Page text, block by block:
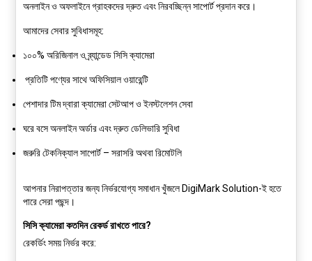
অনলাইন ও অফলাইনে গ্রাহকদের দ্রুত এবং নিরবচ্ছিন্ন সাপোর্ট প্রদান করে।
আমাদের সেবার সুবিধাসমূহ:
১০০% অরিজিনাল ও ব্র্যান্ডেড সিসি ক্যামেরা
প্রতিটি পণ্যের সাথে অফিসিয়াল ওয়ারেন্টি
পেশাদার টিম দ্বারা ক্যামেরা সেটআপ ও ইনস্টলেশন সেবা
ঘরে বসে অনলাইন অর্ডার এবং দ্রুত ডেলিভারি সুবিধা
জরুরি টেকনিক্যাল সাপোর্ট – সরাসরি অথবা রিমোটলি
আপনার নিরাপত্তার জন্য নির্ভরযোগ্য সমাধান খুঁজলে DigiMark Solution-ই হতে
পারে সেরা পছন্দ।
সিসি ক্যামেরা কতদিন রেকর্ড রাখতে পারে?
রেকর্ডিং সময় নির্ভর করে: